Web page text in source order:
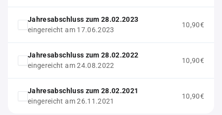
Jahresabschluss zum 28.02.2023
eingereicht am 17.06.2023
10,90€
Jahresabschluss zum 28.02.2022
eingereicht am 24.08.2022
10,90€
Jahresabschluss zum 28.02.2021
eingereicht am 26.11.2021
10,90€